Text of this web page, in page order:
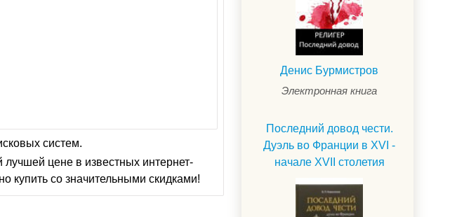
систем.
цене в известных интернет-
купить со значительными скидками!
Денис Бурмистров
Электронная книга
Последний довод чести.
Дуэль во Франции в XVI -
начале XVII столетия